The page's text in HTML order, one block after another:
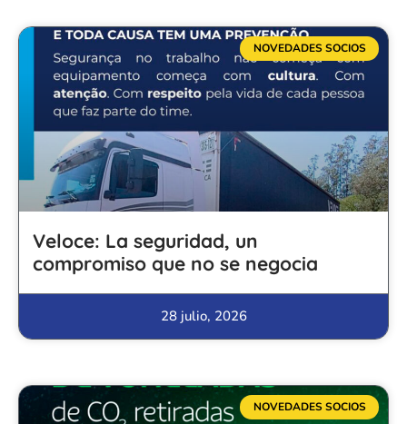
NOVEDADES SOCIOS
Veloce: La seguridad, un
compromiso que no se negocia
28 julio, 2026
NOVEDADES SOCIOS